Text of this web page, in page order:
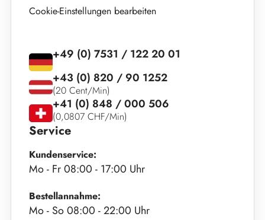
Cookie-Einstellungen bearbeiten
Service
Kundenservice:
Mo - Fr 08:00 - 17:00 Uhr
Bestellannahme:
Mo - So 08:00 - 22:00 Uhr
+49 (0) 7531 / 122 20 01
+43 (0) 820 / 90 1252
(20 Cent/Min)
+41 (0) 848 / 000 506
(0,0807 CHF/Min)